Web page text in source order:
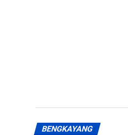
BENGKAYANG